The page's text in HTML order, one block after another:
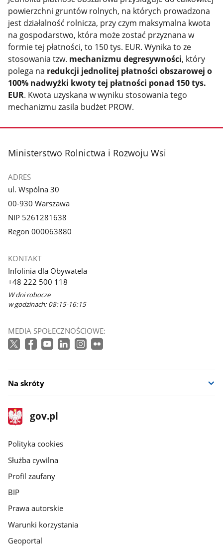
powierzchni gruntów rolnych, na których prowadzona
jest działalność rolnicza, przy czym maksymalna kwota
na gospodarstwo, która może zostać przyznana w
formie tej płatności, to 150 tys. EUR. Wynika to ze
stosowania tzw. mechanizmu degresywności, który
polega na redukcji jednolitej płatności obszarowej o
100% nadwyżki kwoty tej płatności ponad 150 tys.
EUR. Kwota uzyskana w wyniku stosowania tego
mechanizmu zasila budżet PROW.
stopka
Ministerstwo Rolnictwa i Rozwoju Wsi
ADRES
ul. Wspólna 30
00-930 Warszawa
NIP 5261281638
Regon 000063880
KONTAKT
Infolinia dla Obywatela
+48 222 500 118
W dni robocze
w godzinach: 08:15-16:15
MEDIA SPOŁECZNOŚCIOWE:
Na skróty
stopka
gov.pl
Strona
gov.pl
gov.pl
Polityka cookies
Służba cywilna
Profil zaufany
BIP
Prawa autorskie
Warunki korzystania
Geoportal